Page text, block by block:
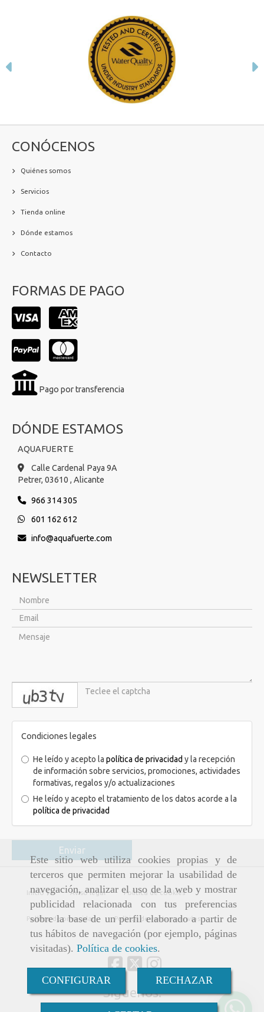
Este sitio web utiliza cookies propias y de
terceros que permiten mejorar la usabilidad de
navegación, analizar el uso de la web y mostrar
publicidad relacionada con tus preferencias
sobre la base de un perfil elaborado a partir de
tus hábitos de navegación (por ejemplo, páginas
visitadas). Política de cookies.
CONFIGURAR RECHAZAR
CONÓCENOS
Quiénes somos
Servicios
Tienda online
Dónde estamos
Contacto
FORMAS DE PAGO
Pago por transferencia
DÓNDE ESTAMOS
AQUAFUERTE
Calle Cardenal Paya 9A
Petrer, 03610 , Alicante
966 314 305
601 162 612
info
aquafuerte.com
NEWSLETTER
captcha
Condiciones legales
He leído y acepto la política de privacidad y la recepción
de información sobre servicios, promociones, actividades
formativas, regalos y/o actualizaciones
He leído y acepto el tratamiento de los datos acorde a la
política de privacidad
Enviar
Inicio Aviso legal Política de cookies
Política de privacidad Política de ventas y envíos
Síguenos: